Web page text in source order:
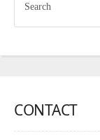
CONTACT